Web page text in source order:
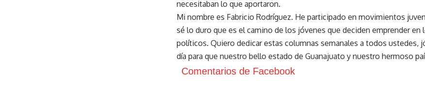
necesitaban lo que aportaron.
Mi nombre es Fabricio Rodríguez. He participado en movimientos
sé lo duro que es el camino de los jóvenes que deciden emprender
políticos. Quiero dedicar estas columnas semanales a todos ustedes,
día para que nuestro bello estado de Guanajuato y nuestro hermoso
Comentarios de Facebook